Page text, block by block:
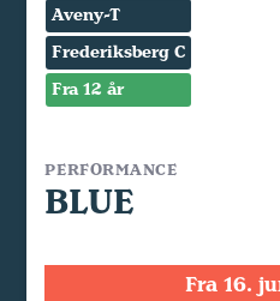
Aveny-T
Frederiksberg C
Fra 12 år
PERFORMANCE
BLUE
Fra 16.